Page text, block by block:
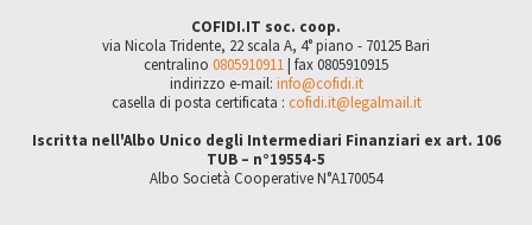
COFIDI.IT soc. coop.
via Nicola Tridente, 22 scala A, 4° piano - 70125 Bari
centralino 0805910911| fax 0805910915
indirizzo e-mail: info@cofidi.it
casella di posta certificata : cofidi.it@legalmail.it
Iscritta nell'Albo Unico degli Intermediari Finanziari ex art. 106
TUB – n°19554-5
Albo Società Cooperative N°A170054